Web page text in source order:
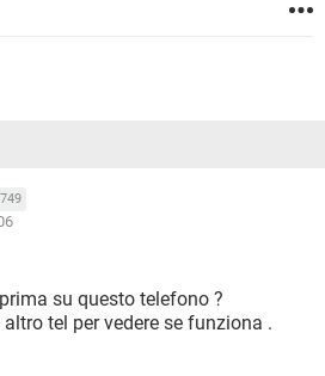
749
su questo telefono ?
tel per vedere se funziona .